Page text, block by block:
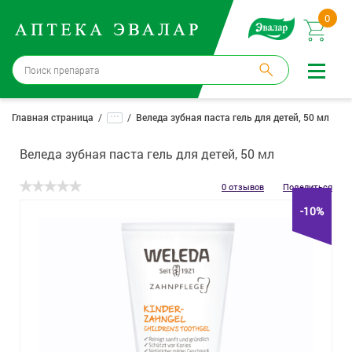
0
Москва→
12 аптек
Войти |
Доставка и оплата
Главная страница ... Веледа зубная паста гель для детей, 50 мл
Веледа зубная паста гель для детей, 50 мл
0 отзывов Поделиться
-10%